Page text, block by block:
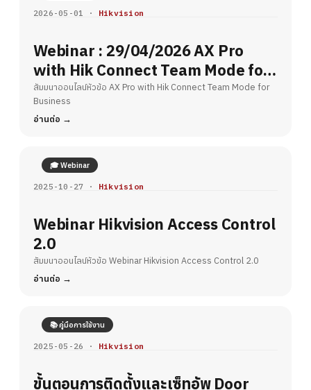
2026-05-01 · Hikvision
Webinar : 29/04/2026 AX Pro
with Hik Connect Team Mode for
Business
สัมมนาออนไลน์หัวข้อ AX Pro with Hik Connect Team Mode for
Business
อ่านต่อ
🎓 Webinar
2025-10-27 · Hikvision
Webinar Hikvision Access Control
2.0
สัมมนาออนไลน์หัวข้อ Webinar Hikvision Access Control 2.0
อ่านต่อ
📚 คู่มือการใช้งาน
2025-05-26 · Hikvision
ขั้นตอนการติดตั้งและเซ็ทอัพ Door